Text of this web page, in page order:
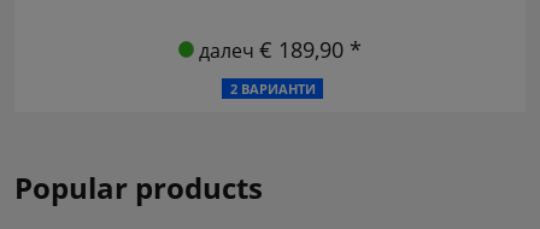
далеч€ 189,90 *
2 ВАРИАНТИ
Popular products